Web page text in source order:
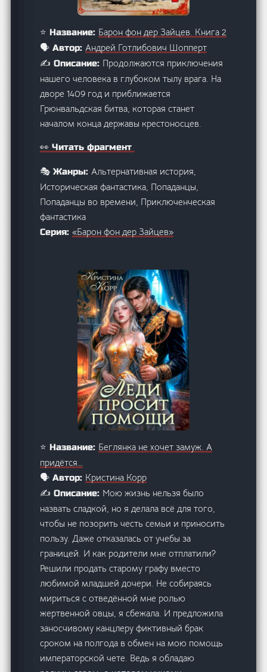
⭐ Название: Барон фон дер Зайцев. Книга 2
🗣️ Автор:Андрей Готлибович Шопперт
✍️ Описание: Продолжаются приключения
нашего человека в глубоком тылу врага. На
дворе 1409 год и приближается
Грюнвальдская битва, которая станет
началом конца державы крестоносцев.
👀 Читать фрагмент
🎭 Жанры:Альтернативная история,
Историческая фантастика, Попаданцы,
Попаданцы во времени, Приключенческая
фантастика
Серия:«Барон фон дер Зайцев»
⭐ Название: Беглянка не хочет замуж. А
придётся…
🗣️ Автор: Кристина Корр
✍️ Описание: Мою жизнь нельзя было
назвать сладкой, но я делала всё для того,
чтобы не позорить честь семьи и приносить
пользу. Даже отказалась от учебы за
границей. И как родители мне отплатили?
Решили продать старому графу вместо
любимой младшей дочери. Не собираясь
мириться с отведённой мне ролью
жертвенной овцы, я сбежала. И предложила
заносчивому канцлеру фиктивный брак
сроком на полгода в обмен на мою помощь
императорской чете. Ведь я обладаю